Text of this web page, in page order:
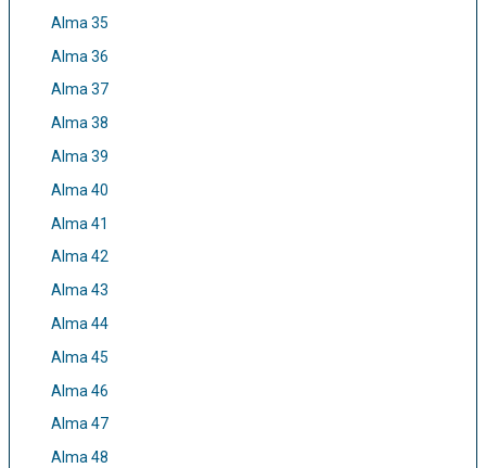
Alma 35
Alma 36
Alma 37
Alma 38
Alma 39
Alma 40
Alma 41
Alma 42
Alma 43
Alma 44
Alma 45
Alma 46
Alma 47
Alma 48